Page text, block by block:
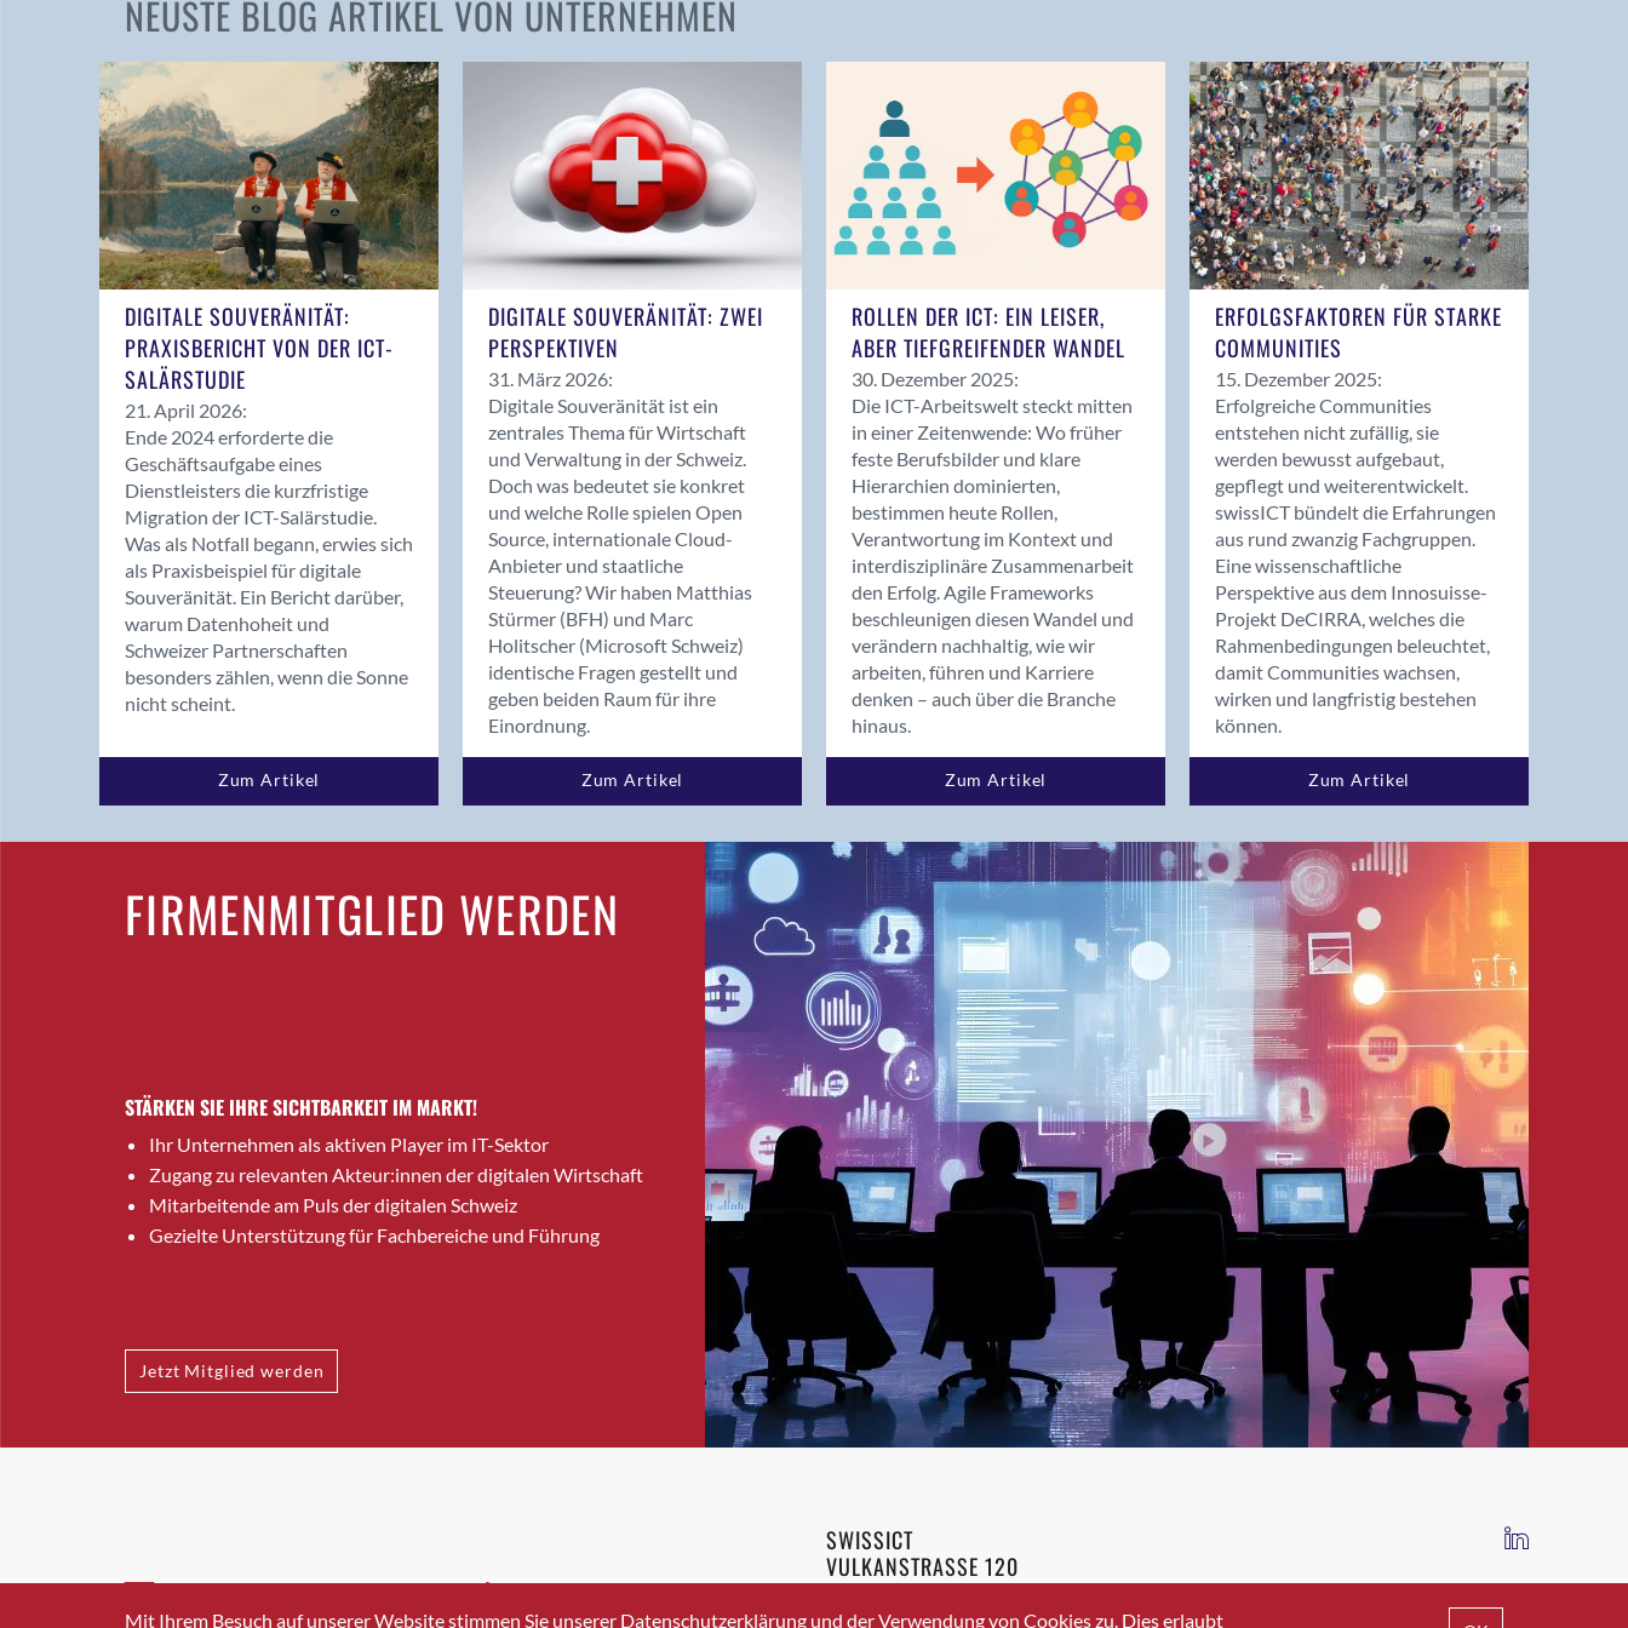
Andelfingen
Balsthal
Balzers
Bassersdorf
Benken (SG)
Bergdietikon
Bern - Liebefeld
Bolligen
Bonaduz
Bonstetten
Bottighofen
Bremgarten bei Bern
Brig-Glis
Bronschhofen
Brugg AG
Brütten
Bubendorf
Buchs (SG)
Bäretswil
Bülach
Cazis
Cham
Davos Platz
Davos Platz 1
NEUSTE BLOG ARTIKEL VON UNTERNEHMEN
DIGITALE SOUVERÄNITÄT:
PRAXISBERICHT VON DER ICT-
SALÄRSTUDIE
21. April 2026:
Ende 2024 erforderte die
Geschäftsaufgabe eines
Dienstleisters die kurzfristige
Migration der ICT-Salärstudie.
Was als Notfall begann, erwies sich
als Praxisbeispiel für digitale
Souveränität. Ein Bericht darüber,
warum Datenhoheit und
Schweizer Partnerschaften
besonders zählen, wenn die Sonne
nicht scheint.
Zum Artikel
DIGITALE SOUVERÄNITÄT: ZWEI
PERSPEKTIVEN
31. März 2026:
Digitale Souveränität ist ein
zentrales Thema für Wirtschaft
und Verwaltung in der Schweiz.
Doch was bedeutet sie konkret
und welche Rolle spielen Open
Source, internationale Cloud-
Anbieter und staatliche
Steuerung? Wir haben Matthias
Stürmer (BFH) und Marc
Holitscher (Microsoft Schweiz)
identische Fragen gestellt und
geben beiden Raum für ihre
Einordnung.
Zum Artikel
ROLLEN DER ICT: EIN LEISER,
ABER TIEFGREIFENDER WANDEL
30. Dezember 2025:
Die ICT-Arbeitswelt steckt mitten
in einer Zeitenwende: Wo früher
feste Berufsbilder und klare
Hierarchien dominierten,
bestimmen heute Rollen,
Verantwortung im Kontext und
interdisziplinäre Zusammenarbeit
den Erfolg. Agile Frameworks
beschleunigen diesen Wandel und
verändern nachhaltig, wie wir
arbeiten, führen und Karriere
denken – auch über die Branche
hinaus.
Zum Artikel
ERFOLGSFAKTOREN FÜR STARKE
COMMUNITIES
15. Dezember 2025:
Erfolgreiche Communities
entstehen nicht zufällig, sie
werden bewusst aufgebaut,
gepflegt und weiterentwickelt.
swissICT bündelt die Erfahrungen
aus rund zwanzig Fachgruppen.
Eine wissenschaftliche
Perspektive aus dem Innosuisse-
Projekt DeCIRRA, welches die
Rahmenbedingungen beleuchtet,
damit Communities wachsen,
wirken und langfristig bestehen
können.
Zum Artikel
FIRMENMITGLIED WERDEN
STÄRKEN SIE IHRE SICHTBARKEIT IM MARKT!
Ihr Unternehmen als aktiven Player im IT-Sektor
Zugang zu relevanten Akteur:innen der digitalen Wirtschaft
Mitarbeitende am Puls der digitalen Schweiz
Gezielte Unterstützung für Fachbereiche und Führung
Jetzt Mitglied werden
INFO@SWISSICT.CH +41 43 336 40 20
SWISSICT
VULKANSTRASSE 120
8048 ZURICH
IMPRESSUM DATENSCHUTZ AGB
Mit Ihrem Besuch auf unserer Website stimmen Sie unserer Datenschutzerklärung und der Verwendung von Cookies zu. Dies erlaubt